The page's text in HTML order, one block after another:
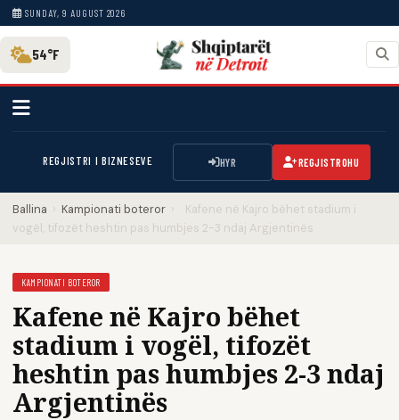
SUNDAY, 9 AUGUST 2026
54°F
REGJISTRI I BIZNESEVE HYR REGJISTROHU
Ballina › Kampionati boteror ›
Kafene në Kajro bëhet stadium i
vogël, tifozët heshtin pas humbjes 2-3 ndaj Argjentinës
KAMPIONATI BOTEROR
Kafene në Kajro bëhet
stadium i vogël, tifozët
heshtin pas humbjes 2-3 ndaj
Argjentinës